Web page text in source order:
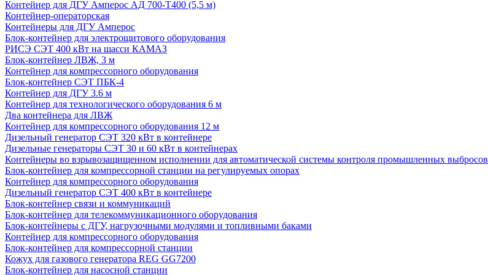
Контейнер для ДГУ Амперос АД 700-Т400 (5,5 м)
Контейнер-операторская
Контейнеры для ДГУ Амперос
Блок-контейнер для электрощитового оборудования
РИСЭ СЭТ 400 кВт на шасси КАМАЗ
Блок-контейнер ЛВЖ, 3 м
Контейнер для компрессорного оборудования
Блок-контейнер СЭТ ПБК-4
Контейнер для ДГУ 3.6 м
Контейнер для технологического оборудования 6 м
Два контейнера для ЛВЖ
Контейнер для компрессорного оборудования 12 м
Дизельный генератор СЭТ 320 кВт в контейнере
Дизельные генераторы СЭТ 30 и 60 кВт в контейнерах
Контейнеры во взрывозащищенном исполнении для автоматической системы контроля промышленных выбросов
Блок-контейнер для компрессорной станции на регулируемых опорах
Контейнер для компрессорного оборудования
Дизельный генератор СЭТ 400 кВт в контейнере
Блок-контейнер связи и коммуникаций
Блок-контейнер для телекоммуникационного оборудования
Блок-контейнеры с ДГУ, нагрузочными модулями и топливными баками
Контейнер для компрессорного оборудования
Блок-контейнер для компрессорной станции
Кожух для газового генератора REG GG7200
Блок-контейнер для насосной станции